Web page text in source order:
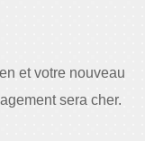
et votre nouveau
sera cher.